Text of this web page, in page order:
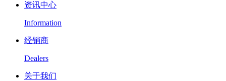
资讯中心
Information
经销商
Dealers
关于我们